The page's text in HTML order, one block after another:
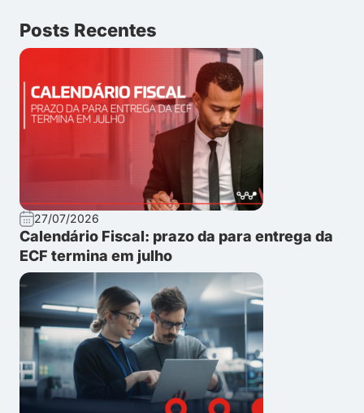
Posts Recentes
27/07/2026
Calendário Fiscal: prazo da para entrega da
ECF termina em julho